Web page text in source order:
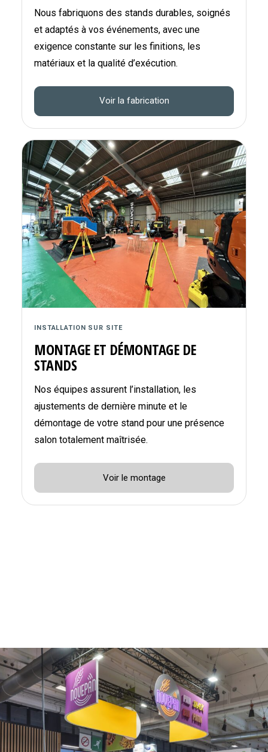
Nous fabriquons des stands durables, soignés
et adaptés à vos événements, avec une
exigence constante sur les finitions, les
matériaux et la qualité d’exécution.
Voir la fabrication
INSTALLATION SUR SITE
MONTAGE ET DÉMONTAGE DE
STANDS
Nos équipes assurent l’installation, les
ajustements de dernière minute et le
démontage de votre stand pour une présence
salon totalement maîtrisée.
Voir le montage